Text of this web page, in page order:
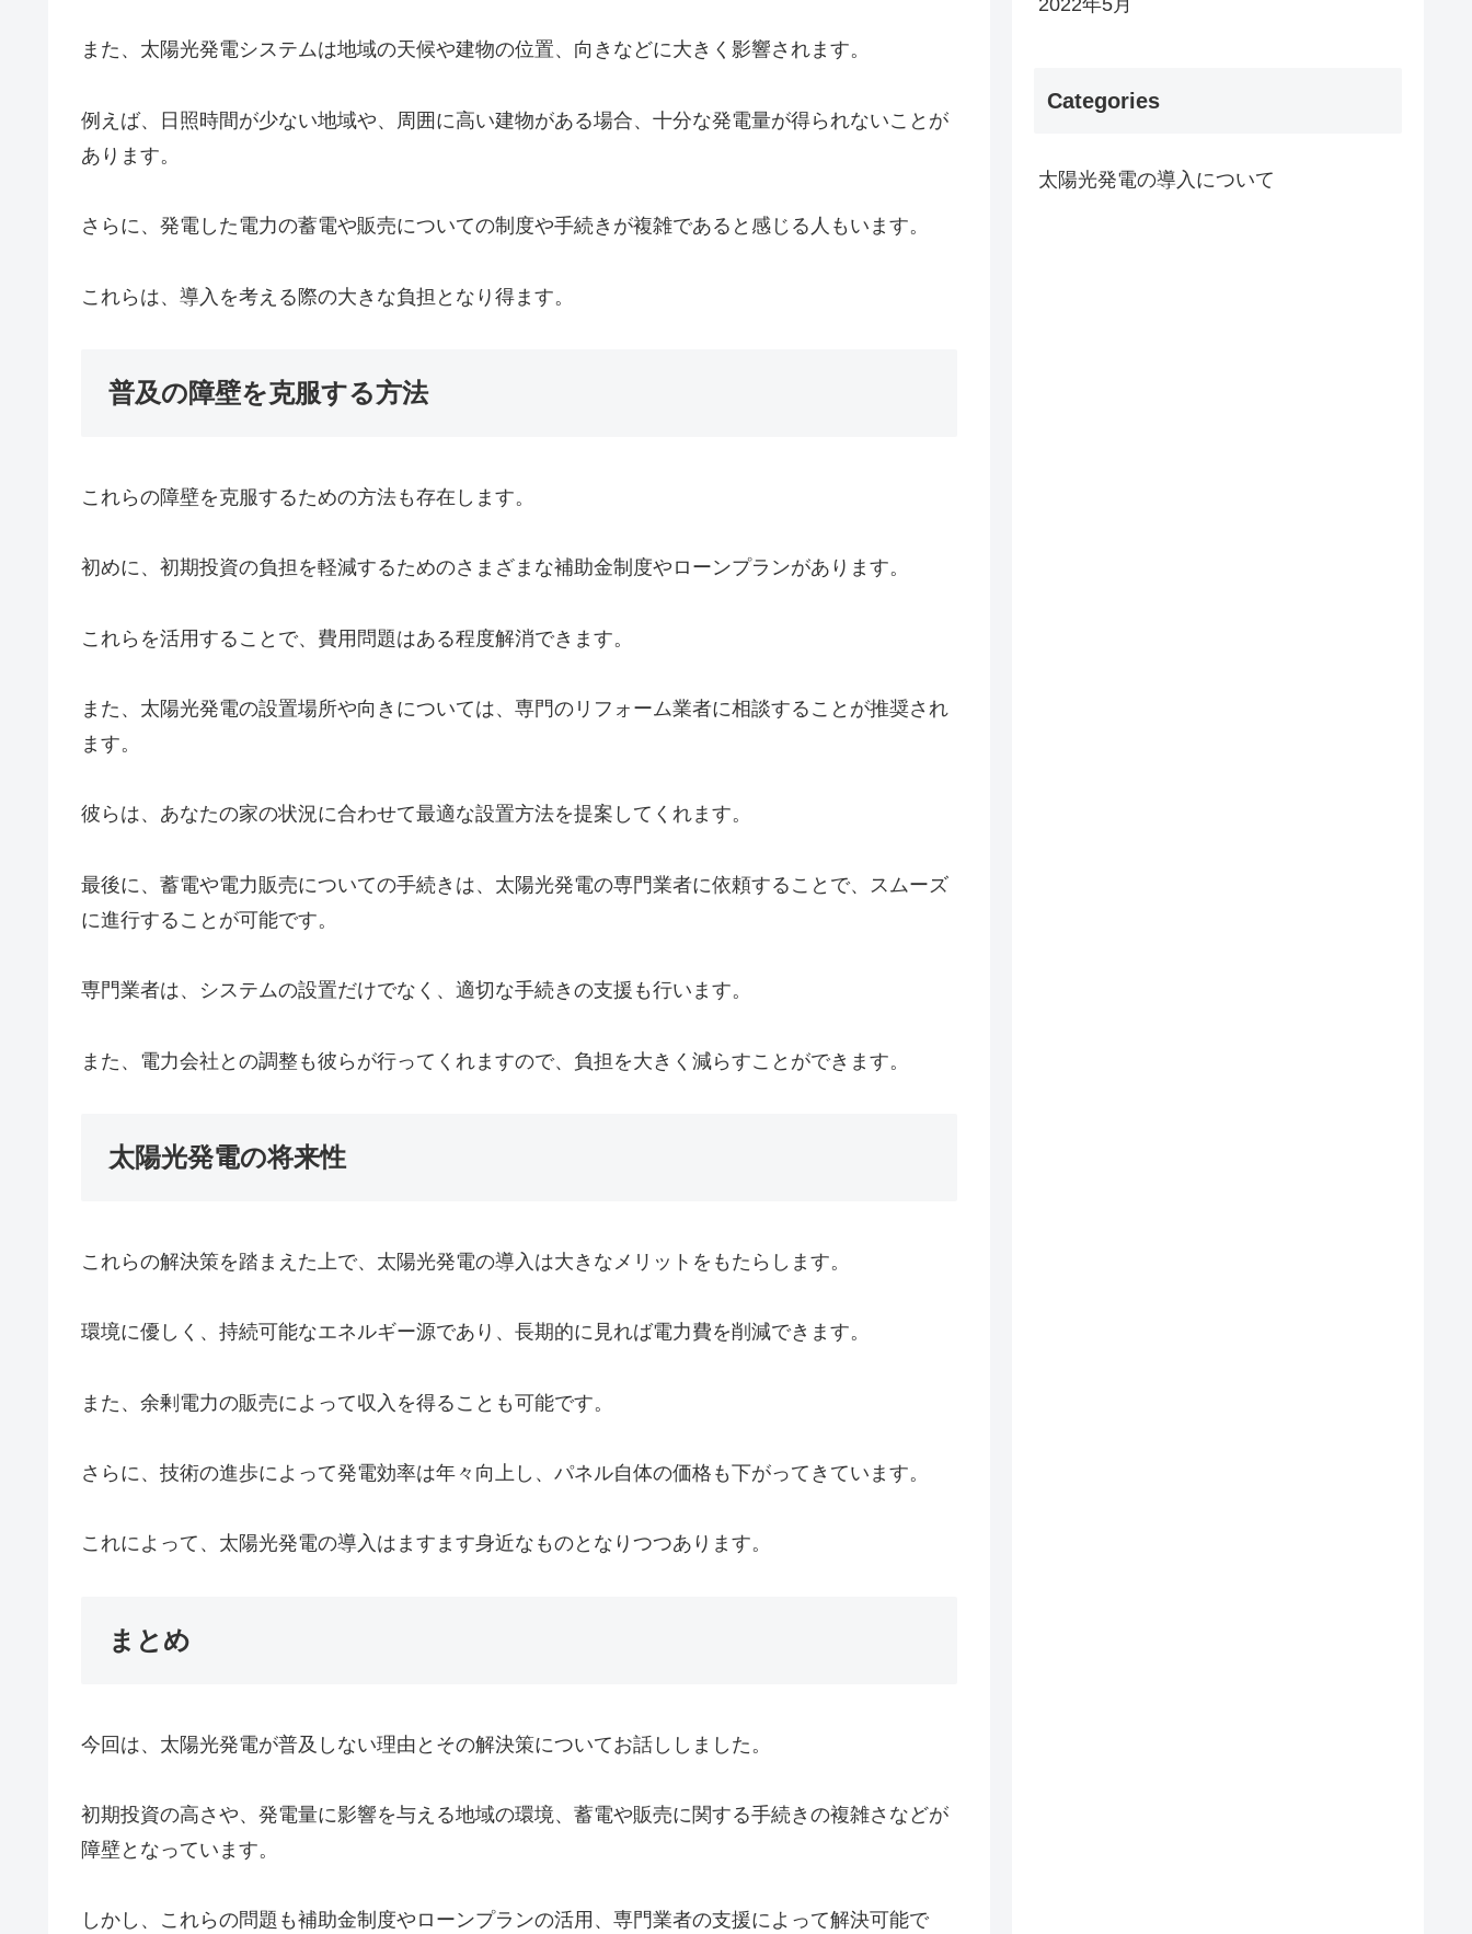
また、太陽光発電システムは地域の天候や建物の位置、向きなどに大きく影響されます。
例えば、日照時間が少ない地域や、周囲に高い建物がある場合、十分な発電量が得られないことが
あります。
さらに、発電した電力の蓄電や販売についての制度や手続きが複雑であると感じる人もいます。
これらは、導入を考える際の大きな負担となり得ます。
普及の障壁を克服する方法
これらの障壁を克服するための方法も存在します。
初めに、初期投資の負担を軽減するためのさまざまな補助金制度やローンプランがあります。
これらを活用することで、費用問題はある程度解消できます。
また、太陽光発電の設置場所や向きについては、専門のリフォーム業者に相談することが推奨され
ます。
彼らは、あなたの家の状況に合わせて最適な設置方法を提案してくれます。
最後に、蓄電や電力販売についての手続きは、太陽光発電の専門業者に依頼することで、スムーズ
に進行することが可能です。
専門業者は、システムの設置だけでなく、適切な手続きの支援も行います。
また、電力会社との調整も彼らが行ってくれますので、負担を大きく減らすことができます。
太陽光発電の将来性
これらの解決策を踏まえた上で、太陽光発電の導入は大きなメリットをもたらします。
環境に優しく、持続可能なエネルギー源であり、長期的に見れば電力費を削減できます。
また、余剰電力の販売によって収入を得ることも可能です。
さらに、技術の進歩によって発電効率は年々向上し、パネル自体の価格も下がってきています。
これによって、太陽光発電の導入はますます身近なものとなりつつあります。
まとめ
今回は、太陽光発電が普及しない理由とその解決策についてお話ししました。
初期投資の高さや、発電量に影響を与える地域の環境、蓄電や販売に関する手続きの複雑さなどが
障壁となっています。
しかし、これらの問題も補助金制度やローンプランの活用、専門業者の支援によって解決可能で
Categories
太陽光発電の導入について